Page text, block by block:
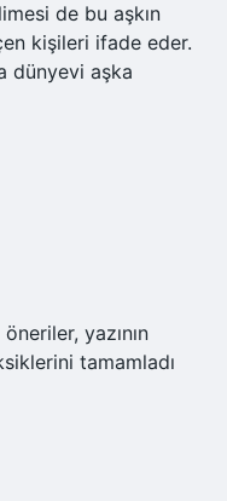
de bu aşkın
kişileri ifade eder.
dünyevi aşka
yazının
tamamladı